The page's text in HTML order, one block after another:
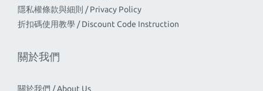
隱私權條款與細則 / Privacy Policy
折扣碼使用教學 / Discount Code Instruction
關於我們
關於我們 / About Us